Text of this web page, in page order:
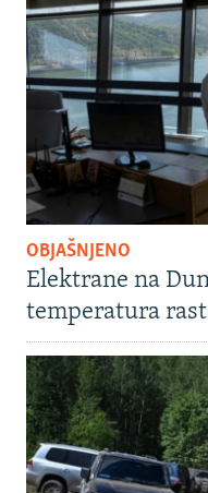
OBJAŠNJENO
Elektrane na
temperatura